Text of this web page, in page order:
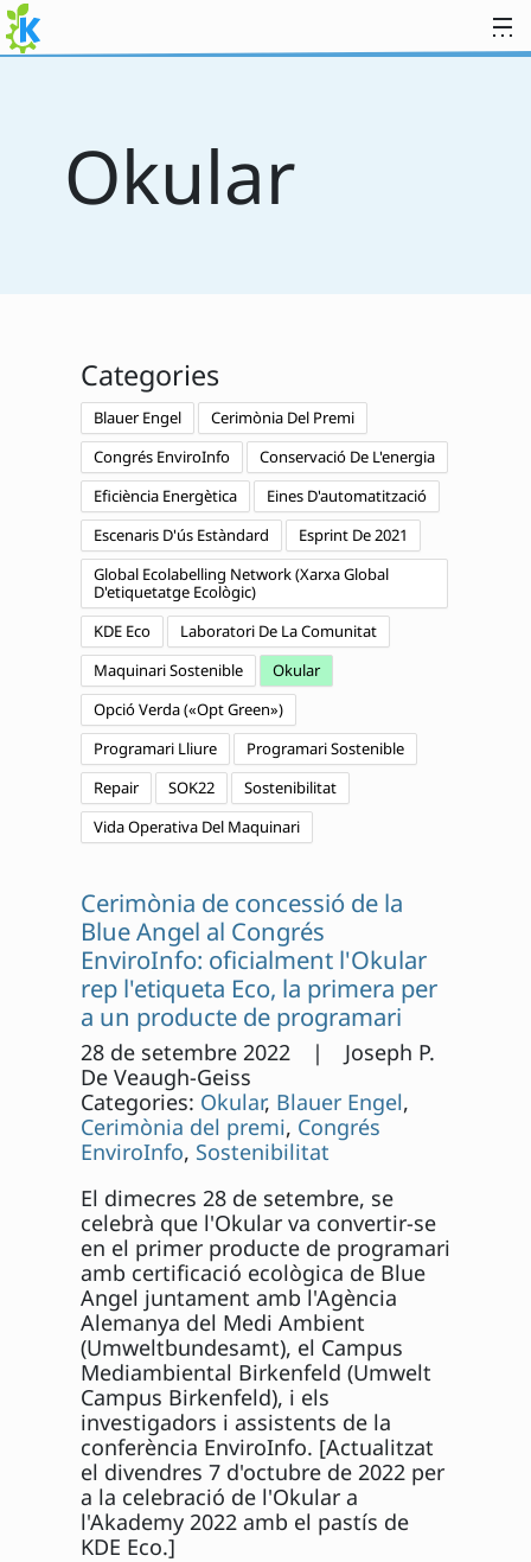
Salta al contingut
Okular
Categories
Blauer Engel
Cerimònia Del Premi
Congrés EnviroInfo
Conservació De L'energia
Eficiència Energètica
Eines D'automatització
Escenaris D'ús Estàndard
Esprint De 2021
Global Ecolabelling Network (Xarxa Global
D'etiquetatge Ecològic)
KDE Eco
Laboratori De La Comunitat
Maquinari Sostenible
Okular
Opció Verda («Opt Green»)
Programari Lliure
Programari Sostenible
Repair
SOK22
Sostenibilitat
Vida Operativa Del Maquinari
Cerimònia de concessió de la
Blue Angel al Congrés
EnviroInfo: oficialment l'Okular
rep l'etiqueta Eco, la primera per
a un producte de programari
28 de setembre 2022 | Joseph P.
De Veaugh-Geiss
Categories: Okular, Blauer Engel,
Cerimònia del premi, Congrés
EnviroInfo, Sostenibilitat
El dimecres 28 de setembre, se
celebrà que l'Okular va convertir-se
en el primer producte de programari
amb certificació ecològica de Blue
Angel juntament amb l'Agència
Alemanya del Medi Ambient
(Umweltbundesamt), el Campus
Mediambiental Birkenfeld (Umwelt
Campus Birkenfeld), i els
investigadors i assistents de la
conferència EnviroInfo. [Actualitzat
el divendres 7 d'octubre de 2022 per
a la celebració de l'Okular a
l'Akademy 2022 amb el pastís de
KDE Eco.]